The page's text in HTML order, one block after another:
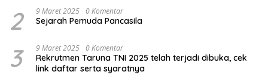
2 9 Maret 2025 0 Komentar
Sejarah Pemuda Pancasila
3 9 Maret 2025 0 Komentar
Rekrutmen Taruna TNI 2025 telah terjadi dibuka, cek
link daftar serta syaratnya